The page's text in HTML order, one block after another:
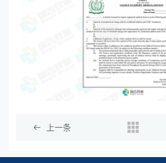
上一条